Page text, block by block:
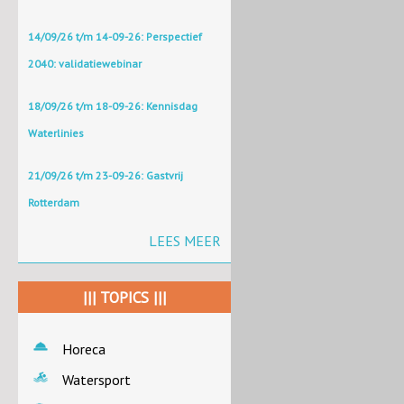
14/09/26 t/m 14-09-26: Perspectief
2040: validatiewebinar
18/09/26 t/m 18-09-26: Kennisdag
Waterlinies
21/09/26 t/m 23-09-26: Gastvrij
Rotterdam
LEES MEER
||| TOPICS |||
Horeca
Watersport